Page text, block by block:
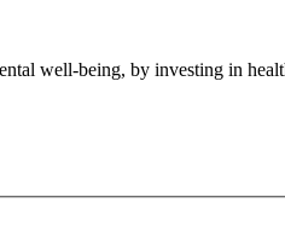
well-being, by investing in